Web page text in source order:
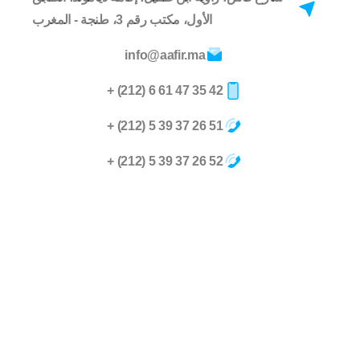
الأول، مكتب رقم 3، طنجة - المغرب
info@aafir.ma
42 35 47 61 6 (212) +
51 26 37 39 5 (212) +
52 26 37 39 5 (212) +